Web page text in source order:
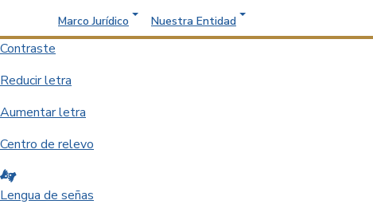
Marco Jurídico
Nuestra Entidad
Contraste
Reducir letra
Aumentar letra
Centro de relevo
Lengua de señas